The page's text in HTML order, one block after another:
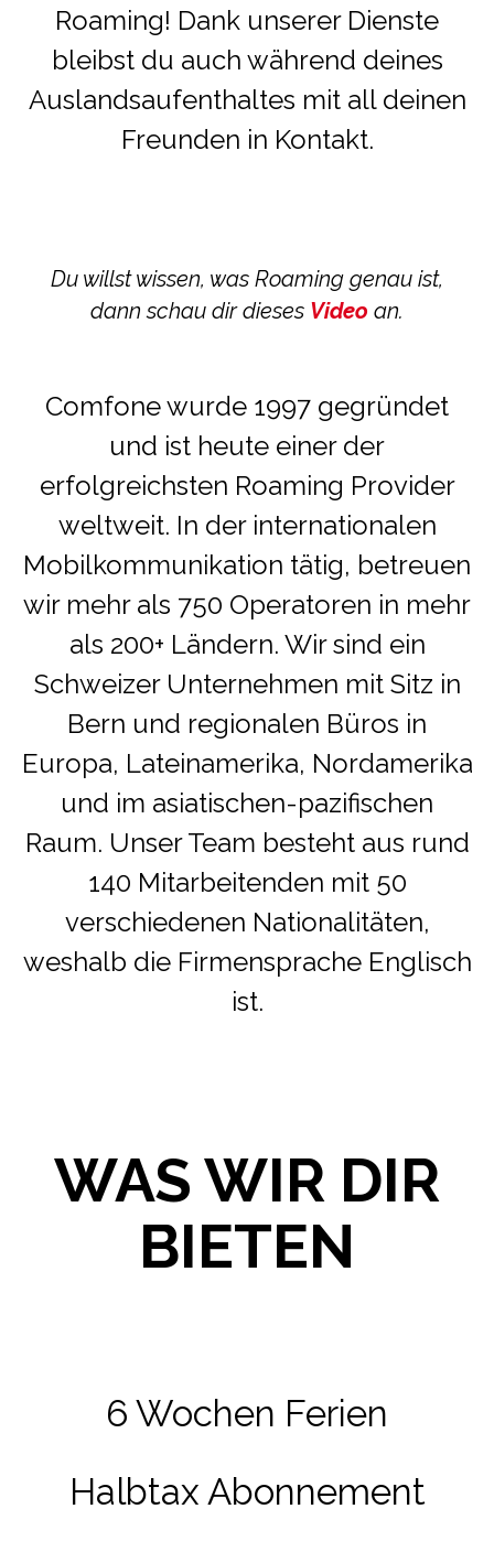
Roaming! Dank unserer Dienste
bleibst du auch während deines
Auslandsaufenthaltes mit all deinen
Freunden in Kontakt.
Du willst wissen, was Roaming genau ist,
dann schau dir dieses Video an.
Comfone wurde 1997 gegründet
und ist heute einer der
erfolgreichsten Roaming Provider
weltweit. In der internationalen
Mobilkommunikation tätig, betreuen
wir mehr als 750 Operatoren in mehr
als 200+ Ländern. Wir sind ein
Schweizer Unternehmen mit Sitz in
Bern und regionalen Büros in
Europa, Lateinamerika, Nordamerika
und im asiatischen-pazifischen
Raum. Unser Team besteht aus rund
140 Mitarbeitenden mit 50
verschiedenen Nationalitäten,
weshalb die Firmensprache Englisch
ist.
WAS WIR DIR
BIETEN
6 Wochen Ferien
Halbtax Abonnement